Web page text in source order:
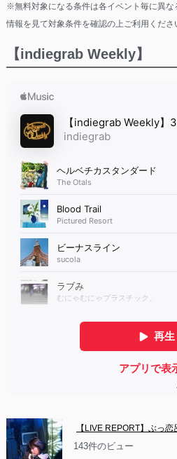
※無料対象になる条件は各イベント毎に異な
情報を見て対象条件を確認の上ご利用くださ
【indiegrab Weekly】
【LIVE REPORT】ぶっ
143件のビュー